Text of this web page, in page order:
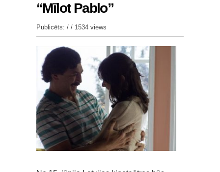
“Mīlot Pablo”
Publicēts: / / 1534 views